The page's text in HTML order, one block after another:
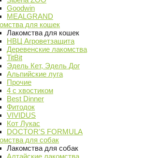
Goodwin
MEALGRAND
для кошек
Лакомства для кошек
НВЦ Агроветзащита
Деревенские лакомства
TitBit
Эдель Кет, Эдель Дог
Альпийские луга
Прочие
4 с хвостиком
Best Dinner
Фитодок
VIVIDUS
Кот Лукас
DOCTOR'S FORMULA
для собак
Лакомства для собак
Алтайские лакомства